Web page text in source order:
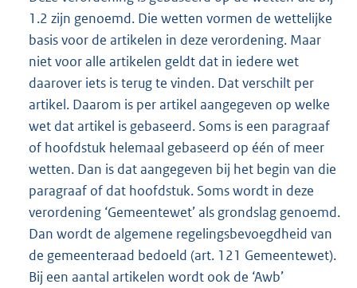
1.2 zijn genoemd. Die wetten vormen de wettelijke
basis voor de artikelen in deze verordening. Maar
niet voor alle artikelen geldt dat in iedere wet
daarover iets is terug te vinden. Dat verschilt per
artikel. Daarom is per artikel aangegeven op welke
wet dat artikel is gebaseerd. Soms is een paragraaf
of hoofdstuk helemaal gebaseerd op één of meer
wetten. Dan is dat aangegeven bij het begin van die
paragraaf of dat hoofdstuk. Soms wordt in deze
verordening ‘Gemeentewet’ als grondslag genoemd.
Dan wordt de algemene regelingsbevoegdheid van
de gemeenteraad bedoeld (art. 121 Gemeentewet).
Bij een aantal artikelen wordt ook de ‘Awb’